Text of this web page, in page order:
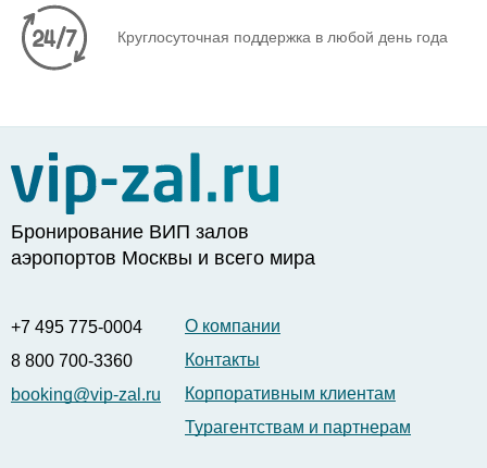
Круглосуточная поддержка в любой день года
Бронирование ВИП залов
аэропортов Москвы и всего мира
+7 495 775-0004
8 800 700-3360
booking@vip-zal.ru
О компании
Контакты
Корпоративным клиентам
Турагентствам и партнерам